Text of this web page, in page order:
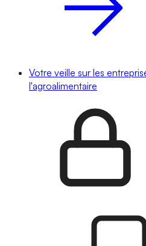
Votre veille sur les
l'agroalimentaire